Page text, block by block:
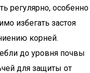
регулярно, особенно
избегать застоя
корней.
до уровня почвы
для защиты от